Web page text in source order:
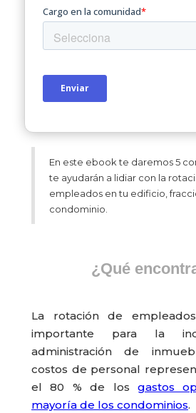
En este ebook te daremos 5
te ayudarán a lidiar con la
empleados en tu edificio,
condominio.
¿Qué
La rotación de
importante para la
administración de
costos de personal
el 80 % de los gastos
mayoría de los condominios.